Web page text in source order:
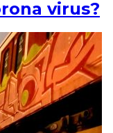
virus?